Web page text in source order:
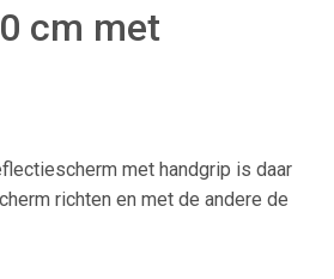
cm met
met handgrip is daar
richten en met de andere de